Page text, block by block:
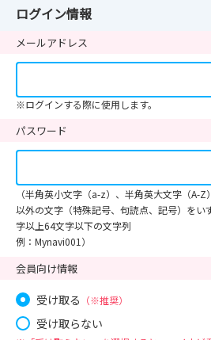
ログイン情報
メールアドレス
※ログインする際に使用します。
パスワード
（半角英小文字（a-z）、半角英大文字（A-
以外の文字（特殊記号、句読点、記号）をい
字以上64文字以下の文字列
例：Mynavi001）
会員向け情報
受け取る （※推奨）
受け取らない